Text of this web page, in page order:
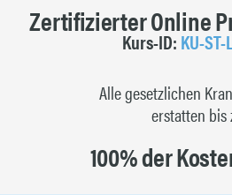
Zertifizierter Online
Kurs-ID: KU-ST-
Alle gesetzlichen
erstatten bis
100% der